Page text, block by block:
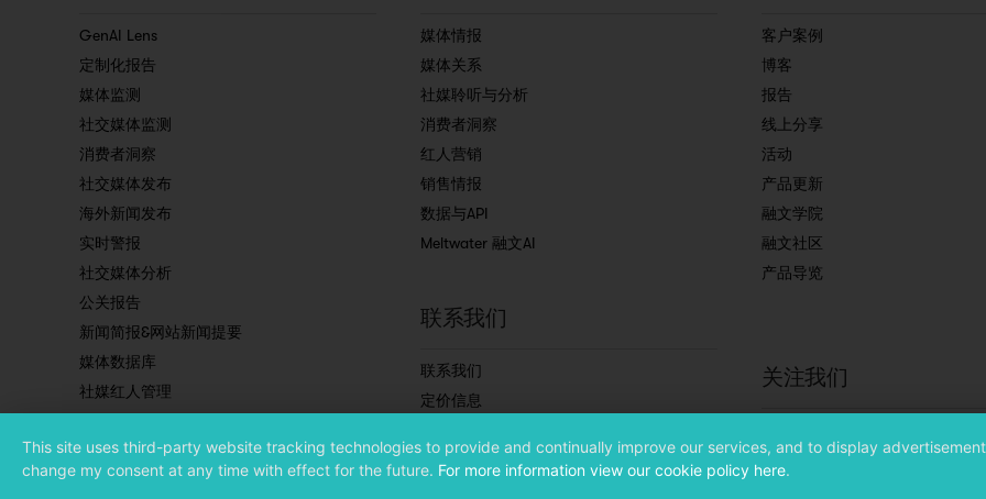
GenAI Lens
定制化报告
媒体监测
社交媒体监测
消费者洞察
社交媒体发布
海外新闻发布
实时警报
社交媒体分析
公关报告
新闻简报&网站新闻提要
媒体数据库
社媒红人管理
媒体情报
媒体关系
社媒聆听与分析
消费者洞察
红人营销
销售情报
数据与API
Meltwater 融文AI
联系我们
联系我们
定价信息
订阅简讯
客户案例
博客
报告
线上分享
活动
产品更新
融文学院
融文社区
产品导览
关注我们
This site uses third-party website tracking technologies to provide and continually improve our services, and to display
change my consent at any time with effect for the future. For more information view our cookie policy here.